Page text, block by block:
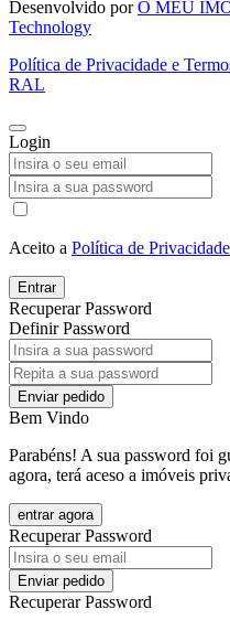
Desenvolvido porO MEU
Technology
Política de Privacidade e
RAL
Login
Aceito a Política de
Entrar
Recuperar Password
Definir Password
Enviar pedido
Bem Vindo
Parabéns! A sua password foi
agora, terá aceso a imóveis
entrar agora
Recuperar Password
Enviar pedido
Recuperar Password